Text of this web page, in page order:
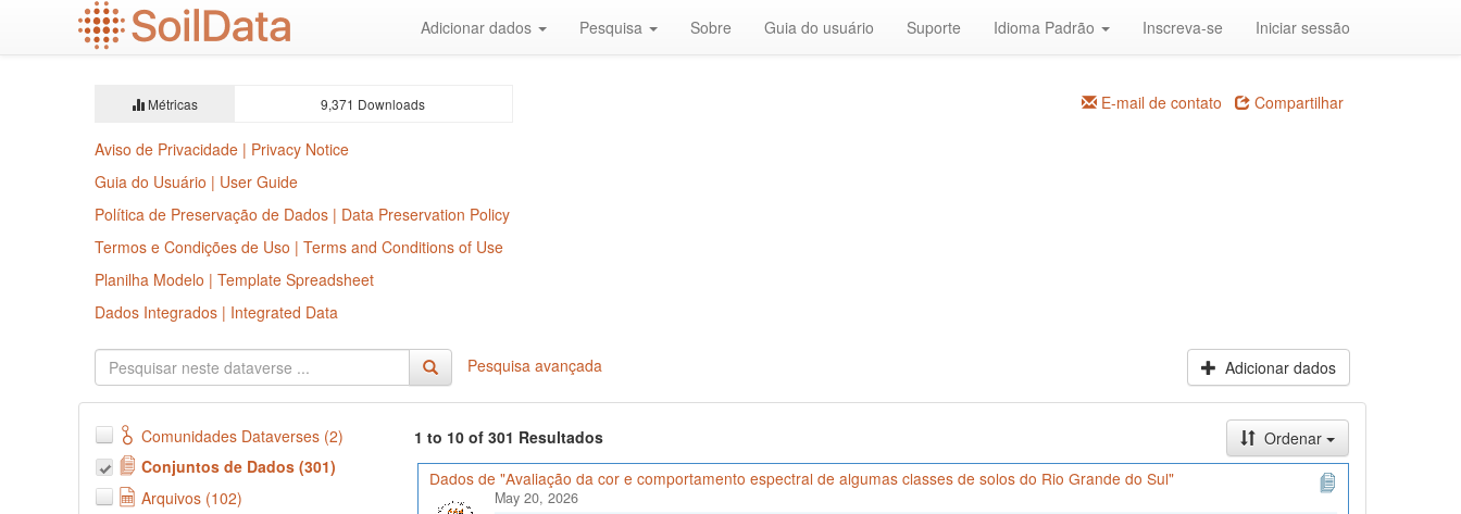
Adicionar dados Pesquisa Sobre Guia do usuário Suporte Idioma Padrão Inscreva-se Iniciar sessão
Métricas 9,371 Downloads E-mail de contato Compartilhar
Aviso de Privacidade | Privacy Notice
Guia do Usuário | User Guide
Política de Preservação de Dados | Data Preservation Policy
Termos e Condições de Uso | Terms and Conditions of Use
Planilha Modelo | Template Spreadsheet
Dados Integrados | Integrated Data
Pesquisa avançada Adicionar dados
Comunidades Dataverses (2)
Conjuntos de Dados (301)
Arquivos (102)
1 to 10 of 301 Resultados
Ordenar
Dados de "Avaliação da cor e comportamento espectral de algumas classes de solos do Rio Grande do Sul"
May 20, 2026